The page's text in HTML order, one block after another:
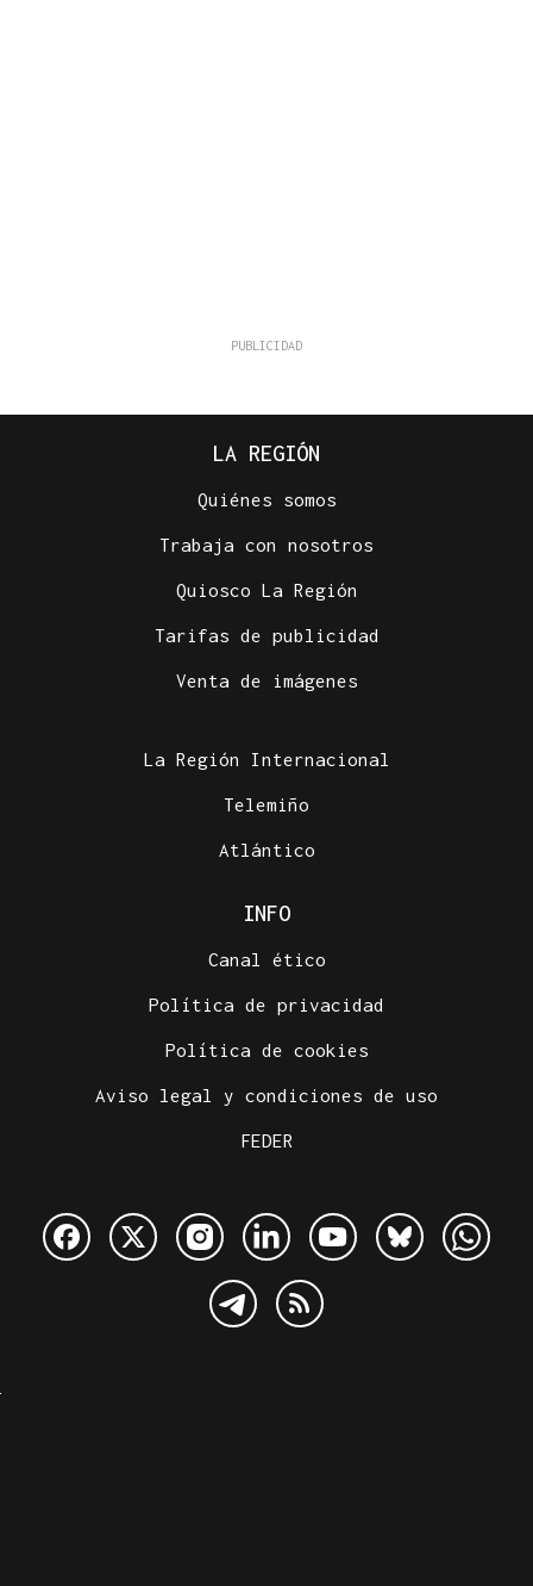
LA REGIÓN
Quiénes somos
Trabaja con nosotros
Quiosco La Región
Tarifas de publicidad
Venta de imágenes
La Región Internacional
Telemiño
Atlántico
INFO
Canal ético
Política de privacidad
Política de cookies
Aviso legal y condiciones de uso
FEDER